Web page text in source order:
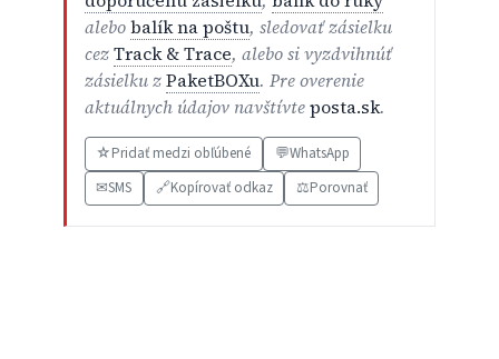
alebobalík na poštu, sledovať zásielku
cezTrack & Trace, alebo si vyzdvihnúť
zásielku zPaketBOXu. Pre overenie
aktuálnych údajov navštívteposta.sk.
☆Pridať medzi obľúbené 💬WhatsApp
✉SMS 🔗Kopírovať odkaz ⚖️Porovnať